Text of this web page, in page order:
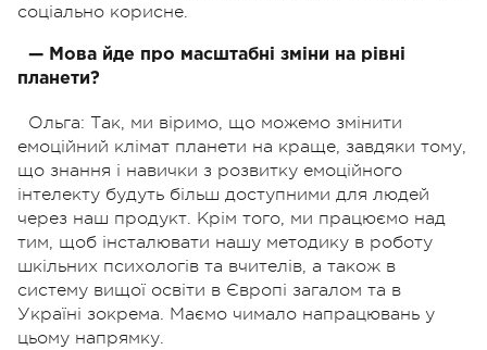
соціально корисне.
— Мова йде про масштабні зміни на рівні
планети?
Ольга: Так, ми віримо, що можемо змінити
емоційний клімат планети на краще, завдяки тому,
що знання і навички з розвитку емоційного
інтелекту будуть більш доступними для людей
через наш продукт. Крім того, ми працюємо над
тим, щоб інсталювати нашу методику в роботу
шкільних психологів та вчителів, а також в
систему вищої освіти в Європі загалом та в
Україні зокрема. Маємо чимало напрацювань у
цьому напрямку.